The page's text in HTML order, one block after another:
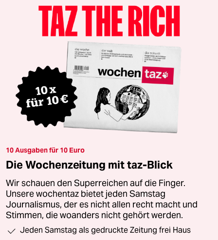
10 Ausgaben für 10 Euro
Die Wochenzeitung mit taz-Blick
Wir schauen den Superreichen auf die Finger.
Unsere wochentaz bietet jeden Samstag
Journalismus, der es nicht allen recht macht und
Stimmen, die woanders nicht gehört werden.
Jeden Samstag als gedruckte Zeitung frei Haus